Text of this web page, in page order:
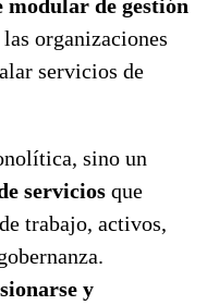
modular de gestión
las organizaciones
servicios de
sino un
servicios que
trabajo, activos,
y